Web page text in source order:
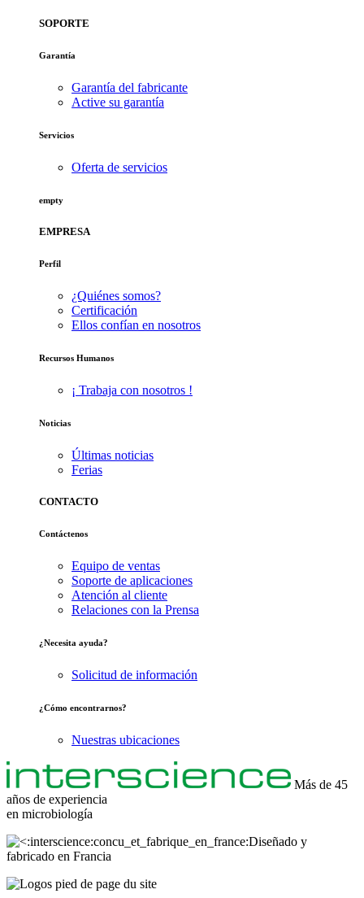
SOPORTE
Garantía
Garantía del fabricante
Active su garantía
Servicios
Oferta de servicios
empty
EMPRESA
Perfil
¿Quiénes somos?
Certificación
Ellos confían en nosotros
Recursos Humanos
¡ Trabaja con nosotros !
Noticias
Últimas noticias
Ferias
CONTACTO
Contáctenos
Equipo de ventas
Soporte de aplicaciones
Atención al cliente
Relaciones con la Prensa
¿Necesita ayuda?
Solicitud de información
¿Cómo encontrarnos?
Nuestras ubicaciones
Más de 45
años de experiencia
en microbiología
Diseñado y
fabricado en Francia